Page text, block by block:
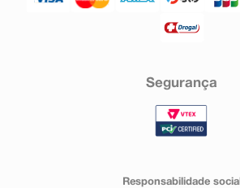
Segurança
Responsabilidade social